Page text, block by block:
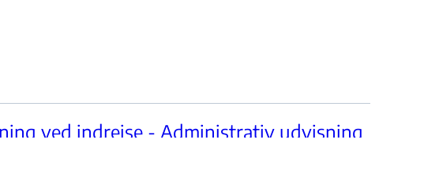
ved indrejse - Administrativ udvisning